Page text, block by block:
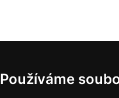
Používáme